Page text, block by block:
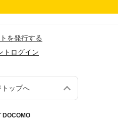
を発行する
トログイン
ップへ
DOCOMO